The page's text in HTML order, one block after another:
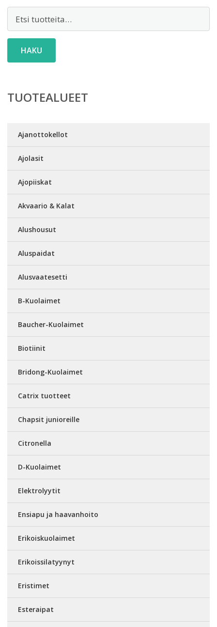
HAKU
TUOTEALUEET
Ajanottokellot
Ajolasit
Ajopiiskat
Akvaario & Kalat
Alushousut
Aluspaidat
Alusvaatesetti
B-Kuolaimet
Baucher-Kuolaimet
Biotiinit
Bridong-Kuolaimet
Catrix tuotteet
Chapsit junioreille
Citronella
D-Kuolaimet
Elektrolyytit
Ensiapu ja haavanhoito
Erikoiskuolaimet
Erikoissilatyynyt
Eristimet
Esteraipat